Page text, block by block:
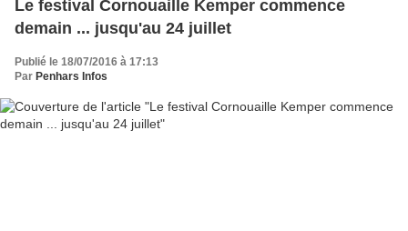
Le festival Cornouaille Kemper commence
demain ... jusqu'au 24 juillet
Publié le 18/07/2016 à 17:13
Par Penhars Infos